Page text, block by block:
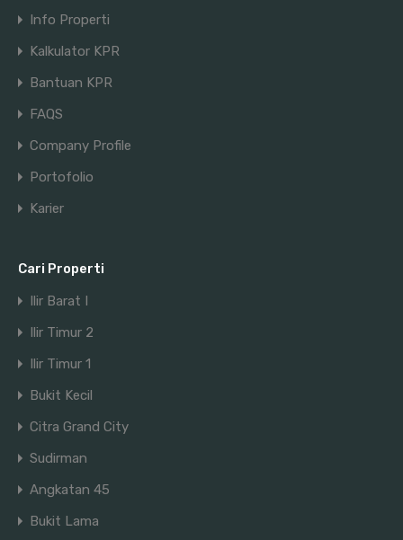
Info Properti
Kalkulator KPR
Bantuan KPR
FAQS
Company Profile
Portofolio
Karier
Cari Properti
Ilir Barat I
Ilir Timur 2
Ilir Timur 1
Bukit Kecil
Citra Grand City
Sudirman
Angkatan 45
Bukit Lama